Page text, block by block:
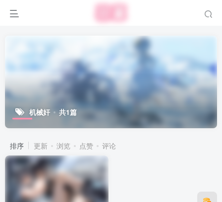
机械奸 共1篇
排序 更新 浏览 点赞 评论